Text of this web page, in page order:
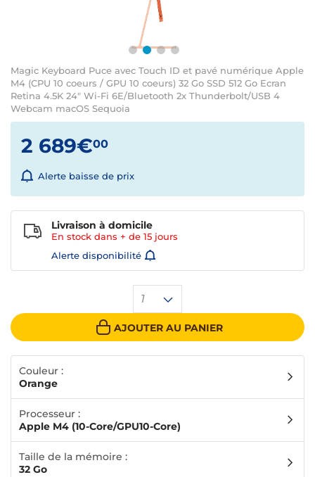
Magic Keyboard Puce avec Touch ID et pavé numérique Apple
M4 (CPU 10 coeurs / GPU 10 coeurs) 32 Go SSD 512 Go Ecran
Retina 4.5K 24" Wi-Fi 6E/Bluetooth 2x Thunderbolt/USB 4
Webcam macOS Sequoia
2 689€00
Alerte baisse de prix
1
AJOUTER AU PANIER
Livraison à domicile
En stock dans + de 15 jours
Alerte disponibilité
Couleur :
Orange
Processeur :
Apple M4 (10-Core/GPU10-Core)
Taille de la mémoire :
32 Go